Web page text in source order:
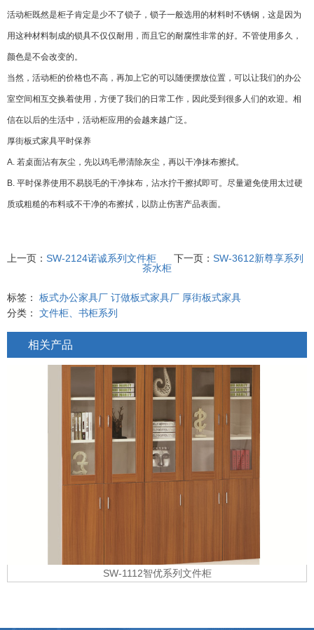
活动柜既然是柜子肯定是少不了锁子，锁子一般选用的材料时不锈钢，这是因为
用这种材料制成的锁具不仅仅耐用，而且它的耐腐性非常的好。不管使用多久，
颜色是不会改变的。
当然，活动柜的价格也不高，再加上它的可以随便摆放位置，可以让我们的办公
室空间相互交换着使用，方便了我们的日常工作，因此受到很多人们的欢迎。相
信在以后的生活中，活动柜应用的会越来越广泛。
厚街板式家具平时保养
A. 若桌面沾有灰尘，先以鸡毛帚清除灰尘，再以干净抹布擦拭。
B. 平时保养使用不易脱毛的干净抹布，沾水拧干擦拭即可。尽量避免使用太过硬
质或粗糙的布料或不干净的布擦拭，以防止伤害产品表面。
上一页： SW-2124诺诚系列文件柜 下一页： SW-3612新尊享系列
茶水柜
标签： 板式办公家具厂 订做板式家具厂 厚街板式家具
分类： 文件柜、书柜系列
相关产品
SW-1112智优系列文件柜